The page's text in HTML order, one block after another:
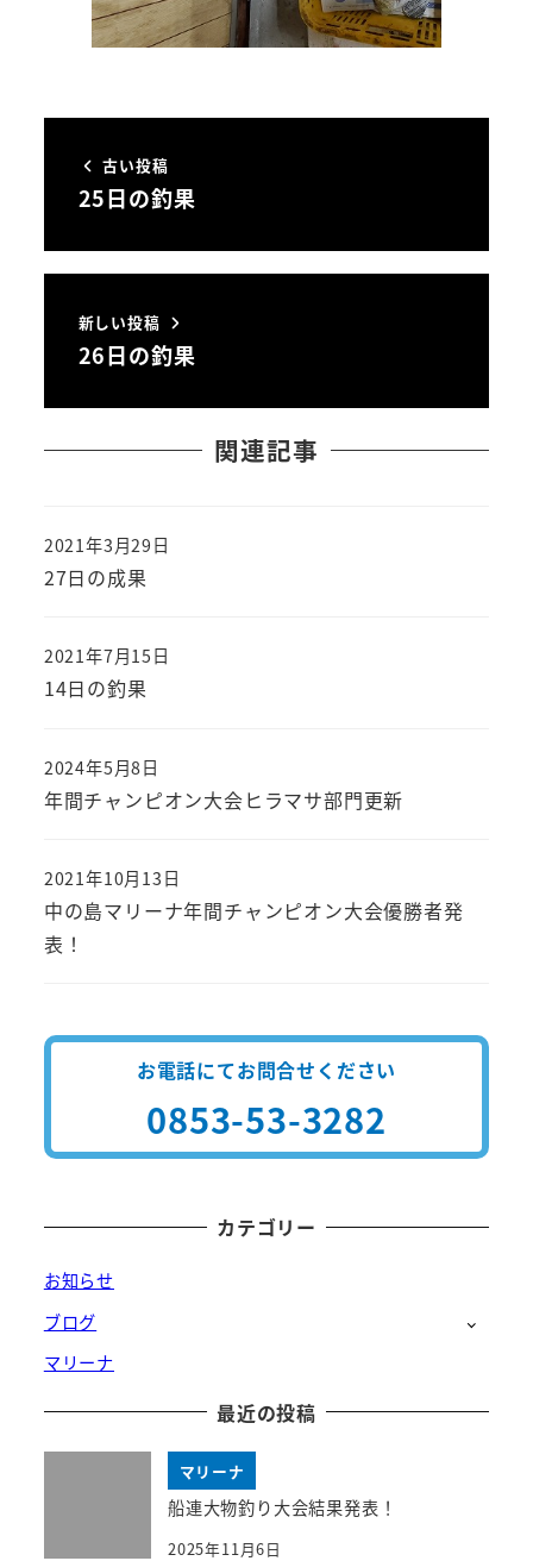
古い投稿
25日の釣果
新しい投稿
26日の釣果
関連記事
27日の成果
投稿日
2021年3月29日
14日の釣果
投稿日
2021年7月15日
年間チャンピオン大会ヒラマサ部門更新
投稿日
2024年5月8日
中の島マリーナ年間チャンピオン大会優勝者発
表！
投稿日
2021年10月13日
お電話にてお問合せください
0853-53-3282
カテゴリー
お知らせ
ブログ
マリーナ
最近の投稿
マリーナ
船連大物釣り大会結果発表！
2025年11月6日